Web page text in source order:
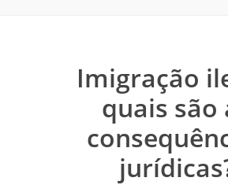
Imigração
quais são